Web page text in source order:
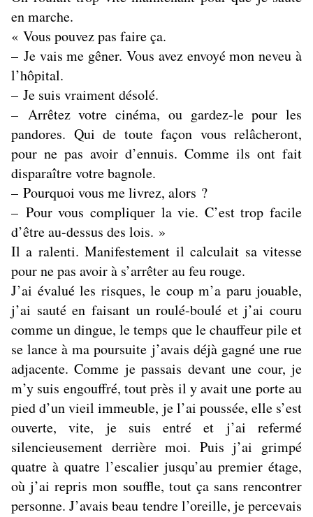
en marche.
« Vous pouvez pas faire ça.
– Je vais me gêner. Vous avez envoyé mon neveu à
l’hôpital.
– Je suis vraiment désolé.
– Arrêtez votre cinéma, ou gardez-le pour les
pandores. Qui de toute façon vous relâcheront,
pour ne pas avoir d’ennuis. Comme ils ont fait
disparaître votre bagnole.
– Pourquoi vous me livrez, alors ?
– Pour vous compliquer la vie. C’est trop facile
d’être au-dessus des lois. »
Il a ralenti. Manifestement il calculait sa vitesse
pour ne pas avoir à s’arrêter au feu rouge.
J’ai évalué les risques, le coup m’a paru jouable,
j’ai sauté en faisant un roulé-boulé et j’ai couru
comme un dingue, le temps que le chauffeur pile et
se lance à ma poursuite j’avais déjà gagné une rue
adjacente. Comme je passais devant une cour, je
m’y suis engouffré, tout près il y avait une porte au
pied d’un vieil immeuble, je l’ai poussée, elle s’est
ouverte, vite, je suis entré et j’ai refermé
silencieusement derrière moi. Puis j’ai grimpé
quatre à quatre l’escalier jusqu’au premier étage,
où j’ai repris mon souffle, tout ça sans rencontrer
personne. J’avais beau tendre l’oreille, je percevais